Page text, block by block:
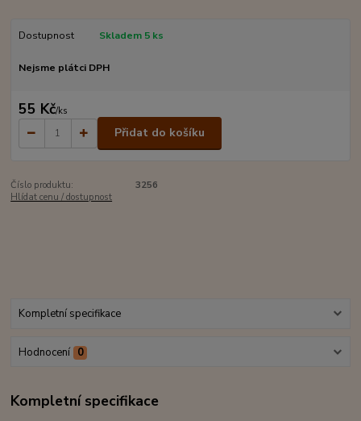
Dostupnost Skladem 5 ks
Nejsme plátci DPH
55 Kč/ks
Přidat do košíku
Číslo produktu:
3256
Hlídat cenu / dostupnost
Kompletní specifikace
Hodnocení 0
Kompletní specifikace